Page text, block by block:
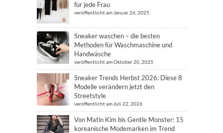
für jede Frau
veröffentlicht am Januar 26, 2025
Sneaker waschen – die besten
Methoden für Waschmaschine und
Handwäsche
veröffentlicht am Oktober 20, 2025
Sneaker Trends Herbst 2026: Diese 8
Modelle verändern jetzt den
Streetstyle
veröffentlicht am Juli 22, 2026
Von Matin Kim bis Gentle Monster: 15
koreanische Modemarken im Trend